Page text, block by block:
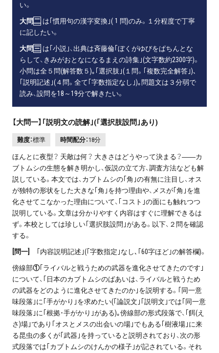
い。
大問二 は｢慣用句の漢字変換｣(１問)のみ。１分程度で丁寧
に記したい。
大問 三 は｢小説｣、出典は斉藤倫｢ぼくがゆびをぱちんとな
らして、きみがおとなになるまえの詩集｣(文字数約2300字)。
小問は全５問(解答数５)｡｢選択肢｣(１問。｢複数完全解答｣)､
｢説明記述｣(４問。全て｢字数指定なし｣)｡問題文は３分弱で
読み、設問を18～19分で解きたい。
【大問一】｢説明文の読解｣(｢選択肢設問｣あり)
難度：標準 時間配分：18分
ほんとに夜型？ 天敵は何？ 大きさはどうやって決まる？――カ
ブトムシの生態を解き明かし、仮説の立て方、調査方法なども解
説している。本文では、カブトムシの｢角｣の有無に注目し、オス
が独特の形状をした大きな｢角｣を持つ理由や、メスが｢角｣を進
化させてこなかった理由について、｢コスト｣の面にも触れつつ
説明している。文章は分かりやすく内容はすぐに理解できるは
ず。本校としては珍しい｢選択肢設問｣がある。以下、２問を確認
する。
問一] ｢内容説明記述｣(｢字数指定｣なし､｢60字ほど｣の解答欄)。
傍線部①｢ライバルと戦うための武器を進化させてきたのです｣
について、｢日本のカブトムシのばあいは、ライバルと戦うため
の武器をどのように進化させてきたのか｣を説明する。｢同一意
味段落｣に｢手がかり｣を求めたい(｢論説文｣｢説明文｣では｢同一意
味段落｣に｢根拠･手がかり｣がある)｡傍線部の形式段落で、｢餌(え
さ)場｣であり｢オスとメスの出会いの場｣でもある｢樹液場｣に来
る昆虫の多くが｢武器｣を持っていると説明されており、次の形
式段落では｢カブトムシのけんかの様子｣が記されている。それ